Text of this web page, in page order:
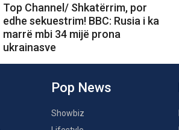
Top Channel/ Shkatërrim, por
edhe sekuestrim! BBC: Rusia i ka
marrë mbi 34 mijë prona
ukrainasve
Pop News
Showbiz